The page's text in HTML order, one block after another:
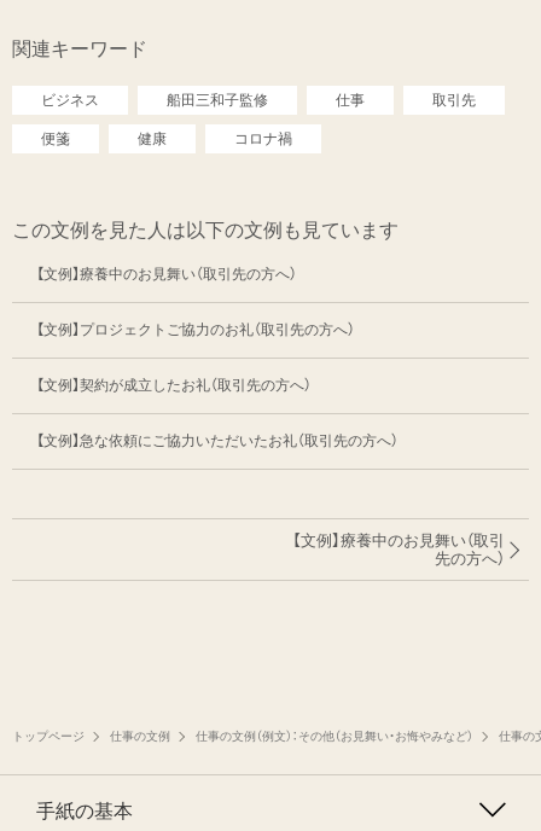
関連キーワード
ビジネス 船田三和子監修 仕事 取引先
便箋 健康 コロナ禍
この文例を見た人は以下の文例も見ています
【文例】療養中のお見舞い（取引先の方へ）
【文例】プロジェクトご協力のお礼（取引先の方へ）
【文例】契約が成立したお礼（取引先の方へ）
【文例】急な依頼にご協力いただいたお礼（取引先の方へ）
【文例】療養中のお見舞い（取引
先の方へ）
トップページ 仕事の文例 仕事の文例（例文）：その他（お見舞い・お悔やみなど） 仕事の
手紙の基本